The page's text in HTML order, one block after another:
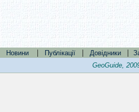
Новини | Публікації | Довідники |
GeoGuide,